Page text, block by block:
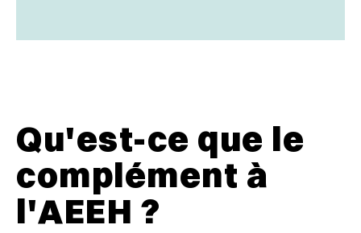
Qu'est-ce que le
complément à
l'AEEH ?